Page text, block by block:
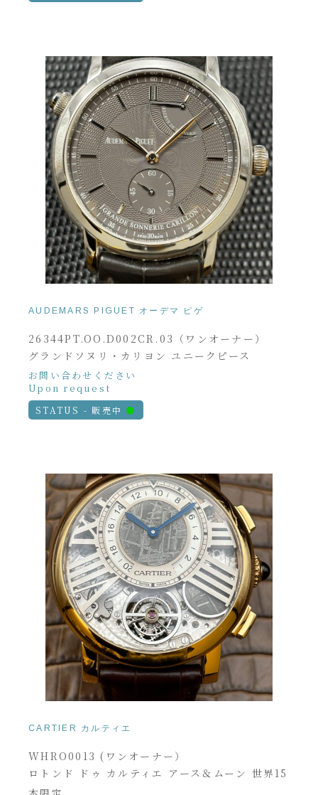
AUDEMARS PIGUET オーデマ ピゲ
26344PT.OO.D002CR.03（ワンオーナー）
グランドソヌリ・カリヨン ユニークピース
お問い合わせください
Upon request
STATUS - 販売中 ●
CARTIER カルティエ
WHRO0013 (ワンオーナー）
ロトンド ドゥ カルティエ アース＆ムーン 世界15